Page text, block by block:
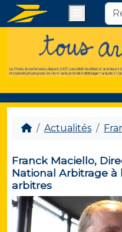
Actualités
Franck Maciello,
National Arbitrage à
arbitres